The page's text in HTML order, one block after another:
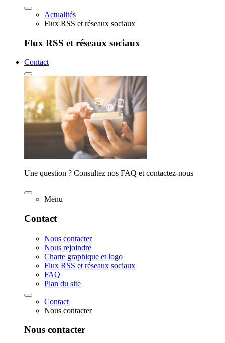
Actualités
Flux RSS et réseaux sociaux
Flux RSS et réseaux sociaux
Contact
Une question ? Consultez nos FAQ et contactez-nous
Menu
Contact
Nous contacter
Nous rejoindre
Charte graphique et logo
Flux RSS et réseaux sociaux
FAQ
Plan du site
Contact
Nous contacter
Nous contacter